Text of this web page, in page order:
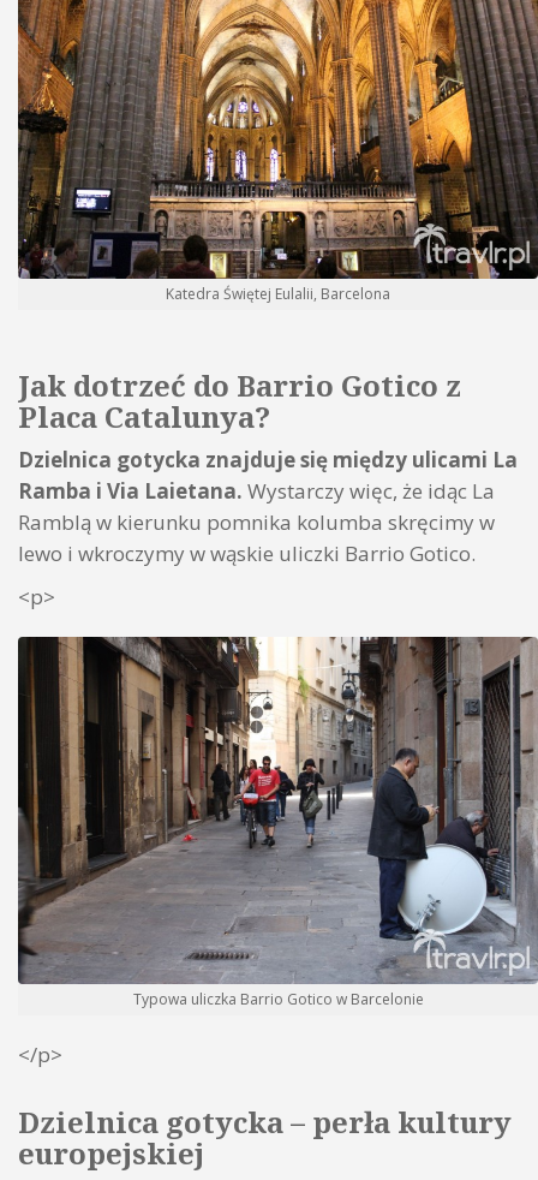
Katedra Świętej Eulalii, Barcelona
Jak dotrzeć do Barrio Gotico z
Placa Catalunya?
Dzielnica gotycka znajduje się między ulicami La
Ramba i Via Laietana. Wystarczy więc, że idąc La
Ramblą w kierunku pomnika kolumba skręcimy w
lewo i wkroczymy w wąskie uliczki Barrio Gotico.
<p>
Typowa uliczka Barrio Gotico w Barcelonie
</p>
Dzielnica gotycka – perła kultury
europejskiej